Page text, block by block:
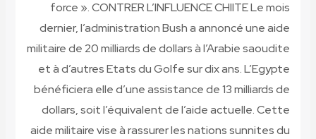
force ».CONTRER L’INFLUENCE CHIITELe mois
dernier, l’administration Bush a annoncé une aide
militaire de 20 milliards de dollars à l’Arabie saoudite
et à d’autres Etats du Golfe sur dix ans. L’Egypte
bénéficiera elle d’une assistance de 13 milliards de
dollars, soit l’équivalent de l’aide actuelle. Cette
aide militaire vise à rassurer les nations sunnites du